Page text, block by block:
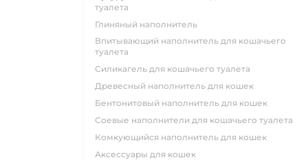
туалета
глиняный наполнитель
впитывающий наполнитель для кошачьего
туалета
силикагель для кошачьего туалета
древесный наполнитель для кошек
бентонитовый наполнитель для кошек
соевые наполнители для кошачьего туалета
комкующийся наполнитель для кошек
аксессуары для кошек